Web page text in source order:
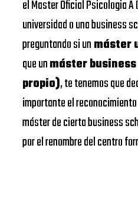
el Master Oficial Psicologia
universidad o una business
preguntando si unmáster
que unmáster
propio), te tenemos que
importante el
máster de cierta business
por el renombre del centro